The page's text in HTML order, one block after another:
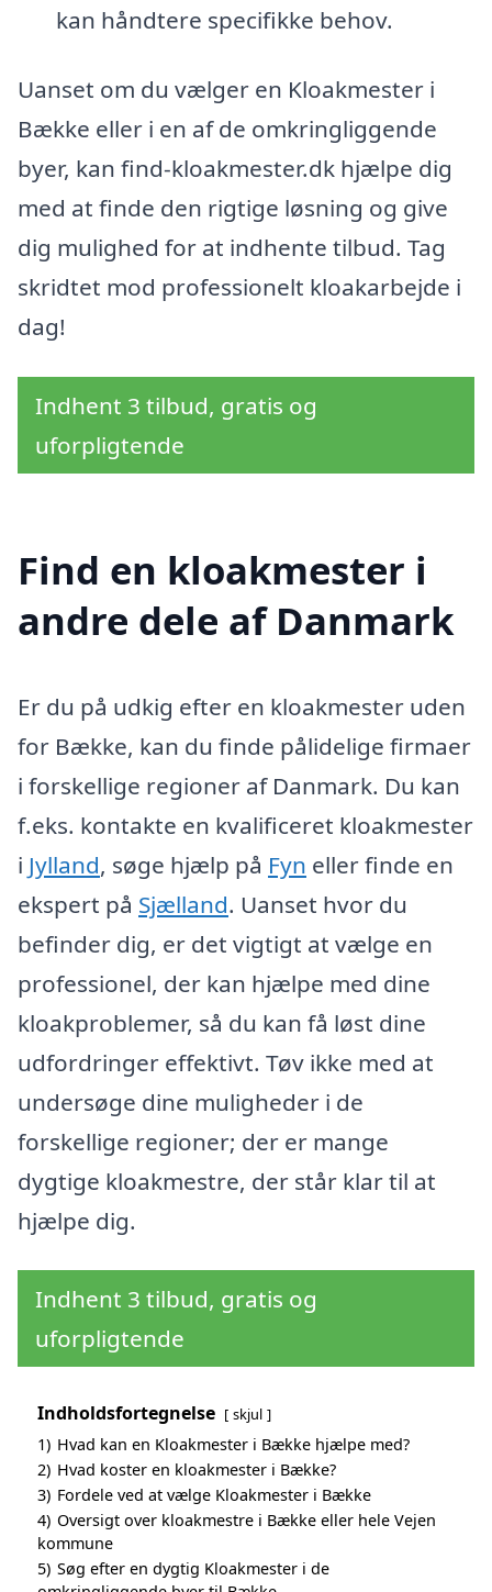
kan håndtere specifikke behov.
Uanset om du vælger en Kloakmester i
Bække eller i en af de omkringliggende
byer, kan find-kloakmester.dk hjælpe dig
med at finde den rigtige løsning og give
dig mulighed for at indhente tilbud. Tag
skridtet mod professionelt kloakarbejde i
dag!
Indhent 3 tilbud, gratis og
uforpligtende
Find en kloakmester i
andre dele af Danmark
Er du på udkig efter en kloakmester uden
for Bække, kan du finde pålidelige firmaer
i forskellige regioner af Danmark. Du kan
f.eks. kontakte en kvalificeret kloakmester
i Jylland, søge hjælp på Fyn eller finde en
ekspert på Sjælland. Uanset hvor du
befinder dig, er det vigtigt at vælge en
professionel, der kan hjælpe med dine
kloakproblemer, så du kan få løst dine
udfordringer effektivt. Tøv ikke med at
undersøge dine muligheder i de
forskellige regioner; der er mange
dygtige kloakmestre, der står klar til at
hjælpe dig.
Indhent 3 tilbud, gratis og
uforpligtende
Indholdsfortegnelse skjul
1) Hvad kan en Kloakmester i Bække hjælpe med?
2) Hvad koster en kloakmester i Bække?
3) Fordele ved at vælge Kloakmester i Bække
4) Oversigt over kloakmestre i Bække eller hele Vejen
kommune
5) Søg efter en dygtig Kloakmester i de